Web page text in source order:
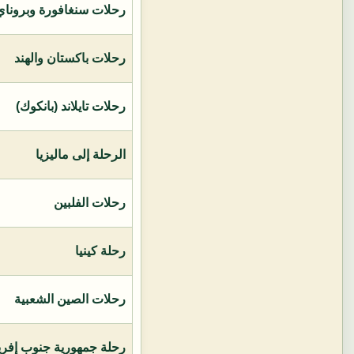
رحلات سنغافورة
رحلات باكستان والهند
رحلات تايلاند (بانكوك)
الرحلة إلى ماليزيا
رحلات الفلبين
رحلة كينيا
رحلات الصين الشعبية
رحلة جمهورية جنوب